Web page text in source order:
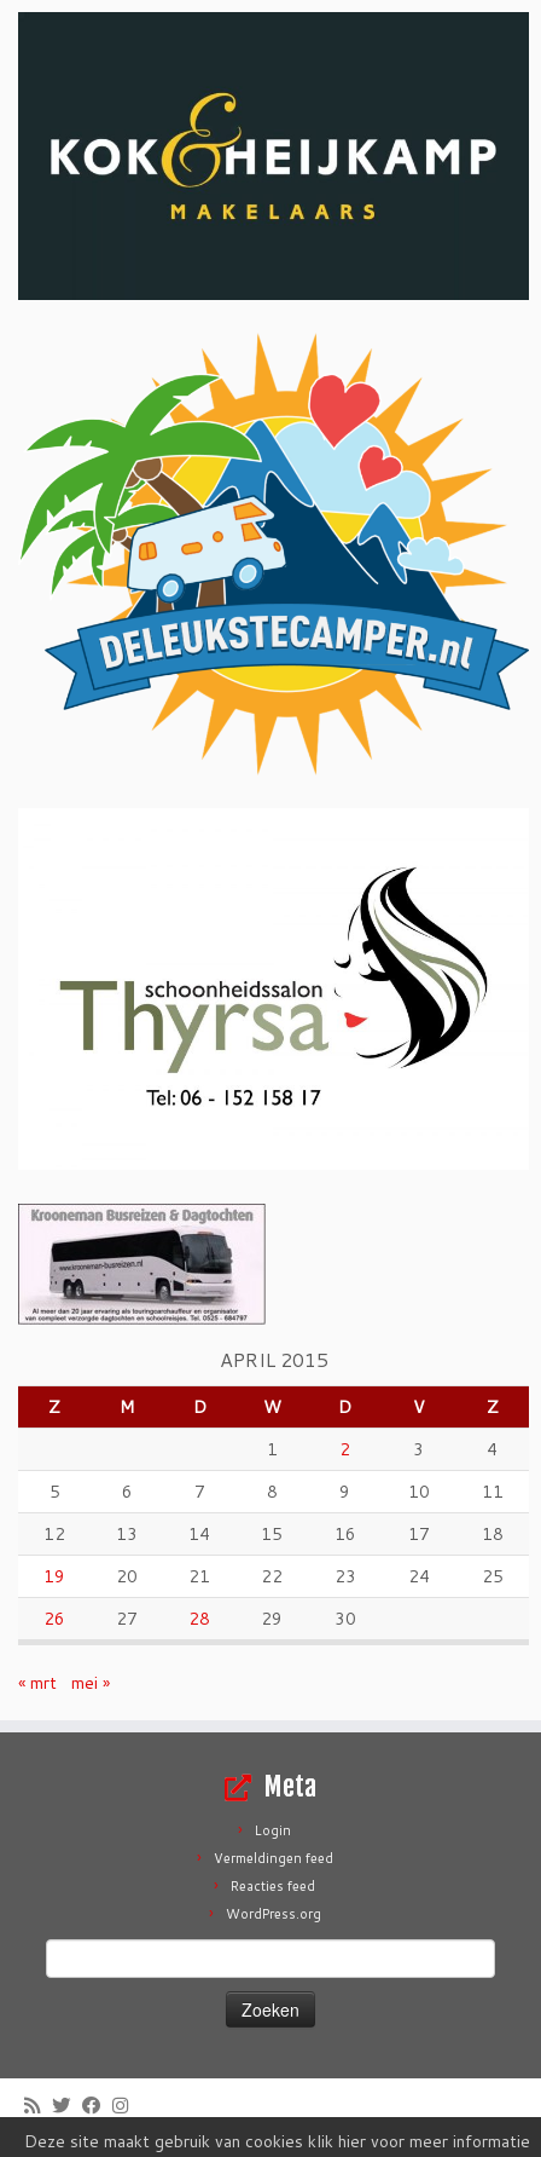
APRIL 2015
Z M D W D V
Z
1
2 3
4
5
6 7 8 9 10
11
12
13 14 15 16 17
18
19
20 21 22 23 24
25
26
27 28 29 30
« mrt mei »
Meta
Login
Vermeldingen feed
Reacties feed
WordPress.org
·© 2026Zwem- & Poloclub De Hokseberg - 't Harde·Aangeboden door ·
Deze site maakt gebruik van cookies klik hier voor meer informatie